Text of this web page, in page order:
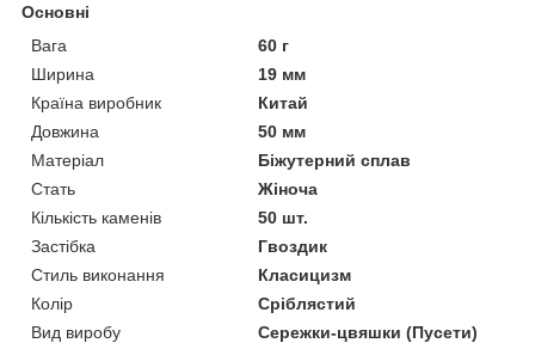
Основні
Вага
60 г
Ширина
19 мм
Країна виробник
Китай
Довжина
50 мм
Матеріал
Біжутерний сплав
Стать
Жіноча
Кількість каменів
50 шт.
Застібка
Гвоздик
Стиль виконання
Класицизм
Колір
Сріблястий
Вид виробу
Сережки-цвяшки (Пусети)